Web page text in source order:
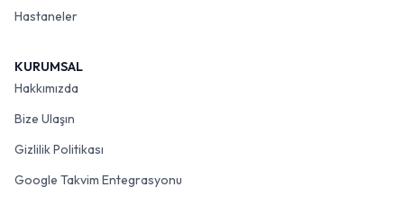
Hastaneler
KURUMSAL
Hakkımızda
Bize Ulaşın
Gizlilik Politikası
Google Takvim Entegrasyonu